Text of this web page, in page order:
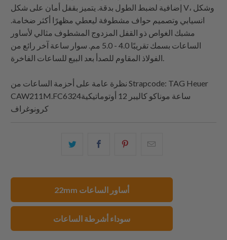
إضافية لضبط الطول بدقة. يتميز بقفل أمان على شكل V، وشكل
انسيابي وتصميم حواف مشطوفة ليعطي مظهرًا أكثر ضخامة.
مشبك الغواص ذو القفل المزدوج المشطوف مثالي لأساور
الساعات بسمك تقريبًا 4.0 - 5.0 مم. سوار ساعة آخر رائع من
الفولاذ المقاوم للصدأ بعد البيع للساعات الفاخرة.
نظرة عامة على أحزمة الساعات منStrapcode: TAG Heuer
CAW211M.FC6324ساعة موناكو كاليبر 12 أوتوماتيكية
كرونوغراف
شارك
شارك
شارك
22mm أساور الساعات
سوداء أشرطة الساعات